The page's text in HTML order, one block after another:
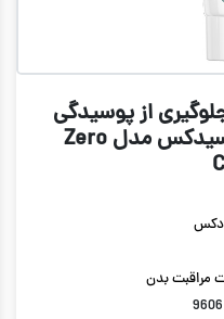
از پوسیدگی
دندان های حساس سنسیدکس مدل Zero
مراقبت بدن